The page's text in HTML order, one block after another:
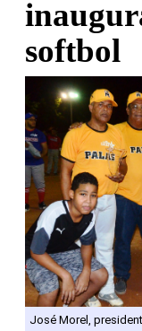
softbol
José Morel,